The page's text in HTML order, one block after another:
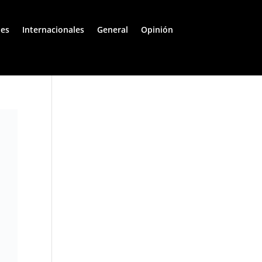
Internacionales General Opinión